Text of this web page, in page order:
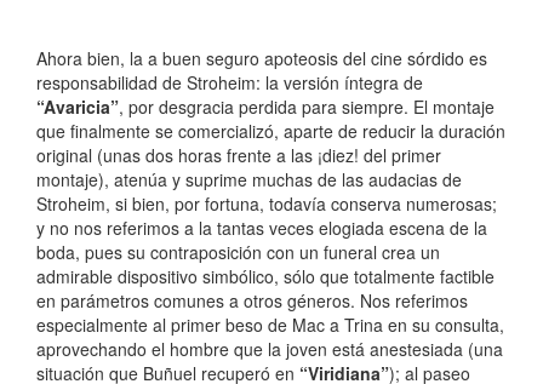
Ahora bien, la a buen seguro apoteosis del cine sórdido es
responsabilidad de Stroheim: la versión íntegra de
“Avaricia”, por desgracia perdida para siempre. El montaje
que finalmente se comercializó, aparte de reducir la duración
original (unas dos horas frente a las ¡diez! del primer
montaje), atenúa y suprime muchas de las audacias de
Stroheim, si bien, por fortuna, todavía conserva numerosas;
y no nos referimos a la tantas veces elogiada escena de la
boda, pues su contraposición con un funeral crea un
admirable dispositivo simbólico, sólo que totalmente factible
en parámetros comunes a otros géneros. Nos referimos
especialmente al primer beso de Mac a Trina en su consulta,
aprovechando el hombre que la joven está anestesiada (una
situación que Buñuel recuperó en “Viridiana”); al paseo